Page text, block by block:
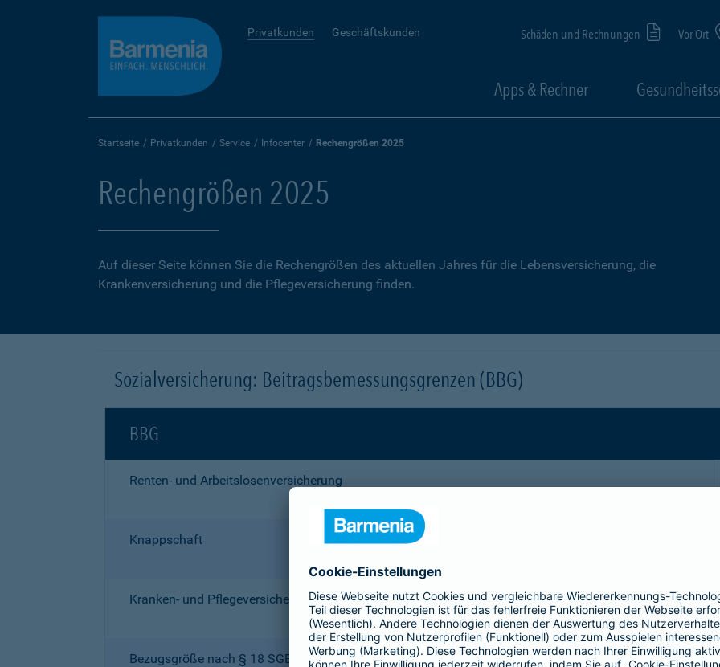
Privatkunden Geschäftskunden Schäden und Rechnungen Vor Ort
Apps & Rechner
Startseite Privatkunden Service Infocenter Rechengrößen 2025
Rechengrößen 2025
Auf dieser Seite können Sie die Rechengrößen des aktuellen Jahres für die Lebensversicherung, die
Krankenversicherung und die Pflegeversicherung finden.
Sozialversicherung: Beitragsbemessungsgrenzen (BBG)
BBG
Renten- und Arbeitslosenversicherung
Knappschaft
Kranken- und Pflegeversicherung
Bezugsgröße nach § 18 SGB IV